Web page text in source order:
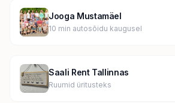
Jooga Mustamäel
10 min autosõidu kaugusel
Saali Rent Tallinnas
Ruumid üritusteks